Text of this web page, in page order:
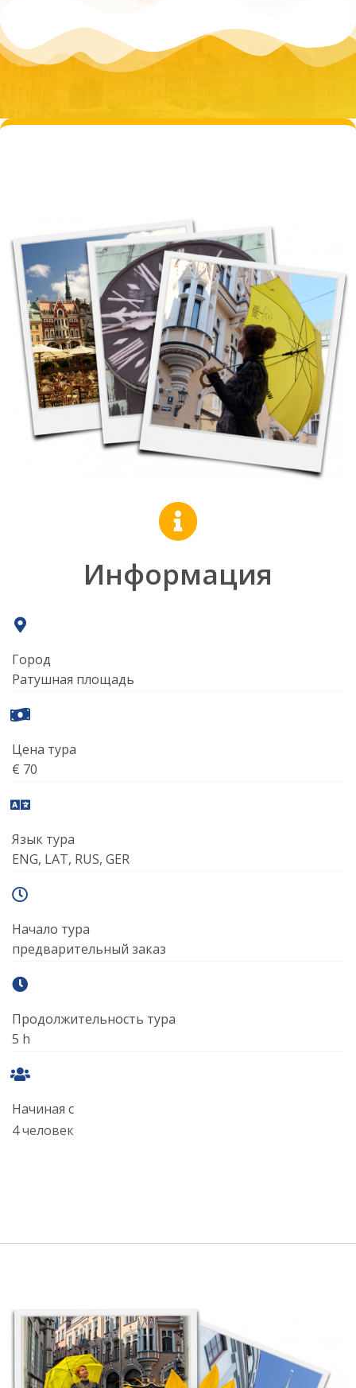
Информация
Город
Ратушная площадь
Цена тура
€ 70
Язык тура
ENG, LAT, RUS, GER
Начало тура
предварительный заказ
Продолжительность тура
5 h
Начиная с
4 человек